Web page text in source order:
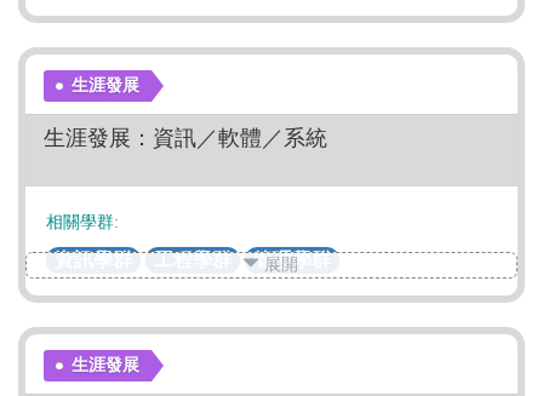
生命科學學群
生物資源學群 地球環境學群
生涯發展
生涯發展：資訊／軟體／系統
相關學群:
資訊學群 工程學群 管理學群
展開
生涯發展